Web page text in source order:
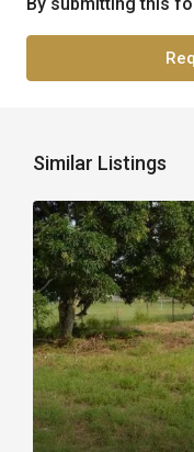
Similar Listings